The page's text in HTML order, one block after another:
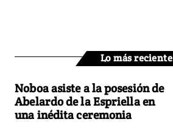
Lo más reciente
Noboa asiste a la posesión de
Abelardo de la Espriella en
una inédita ceremonia